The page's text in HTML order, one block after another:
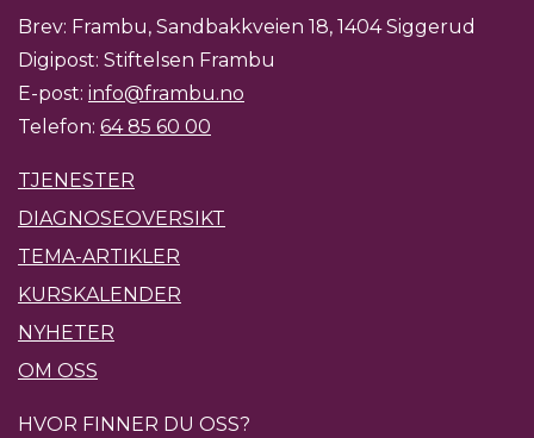
Brev: Frambu, Sandbakkveien 18, 1404 Siggerud
Digipost: Stiftelsen Frambu
E-post: info@frambu.no
Telefon: 64 85 60 00
TJENESTER
DIAGNOSEOVERSIKT
TEMA-ARTIKLER
KURSKALENDER
NYHETER
OM OSS
HVOR FINNER DU OSS?